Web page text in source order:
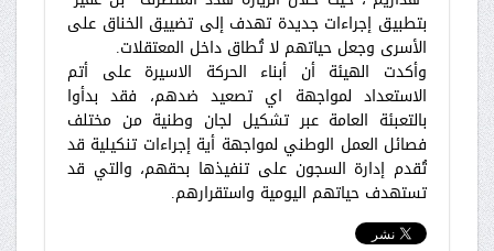
بتطبيق إجراءات جديدة تهدف إلى تضييق الخناق على
الأسرى وجعل حياتهم لا تُطاق داخل المعتقلات.
وأكدت الهيئة أن أبناء الحركة الاسيرة على أتم
الاستعداد لمواجهة اي تصعيد ضدهم، فقد بدأوا
بالتعبئة العامة عبر تشكيل لجان وطنية من مختلف
فصائل العمل الوطني لمواجهة أية إجراءات تنكيلية قد
تُقدم إدارة السجون على تنفيذها بحقهم، والتي قد
تستهدف حياتهم اليومية واستقرارهم.